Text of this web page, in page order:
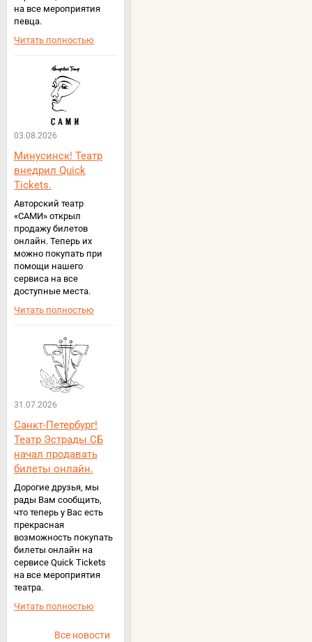
на все мероприятия
певца.
Читать полностью
03.08.2026
Минусинск! Театр
внедрил Quick
Tickets.
Авторский театр
«САМИ» открыл
продажу билетов
онлайн. Теперь их
можно покупать при
помощи нашего
сервиса на все
доступные места.
Читать полностью
31.07.2026
Санкт-Петербург!
Театр Эстрады СБ
начал продавать
билеты онлайн.
Дорогие друзья, мы
рады Вам сообщить,
что теперь у Вас есть
прекрасная
возможность покупать
билеты онлайн на
сервисе Quick Tickets
на все мероприятия
театра.
Читать полностью
Все новости